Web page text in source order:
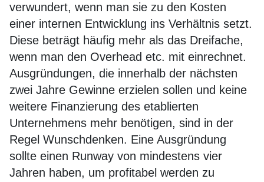
verwundert, wenn man sie zu den Kosten
einer internen Entwicklung ins Verhältnis setzt.
Diese beträgt häufig mehr als das Dreifache,
wenn man den Overhead etc. mit einrechnet.
Ausgründungen, die innerhalb der nächsten
zwei Jahre Gewinne erzielen sollen und keine
weitere Finanzierung des etablierten
Unternehmens mehr benötigen, sind in der
Regel Wunschdenken. Eine Ausgründung
sollte einen Runway von mindestens vier
Jahren haben, um profitabel werden zu